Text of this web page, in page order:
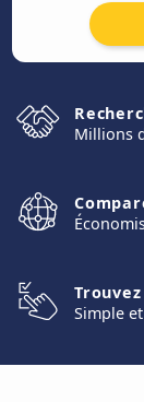
Millions
Simple